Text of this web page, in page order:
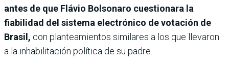
antes de que Flávio Bolsonaro cuestionara la
fiabilidad del sistema electrónico de votación de
Brasil, con planteamientos similares a los que llevaron
a la inhabilitación política de su padre.